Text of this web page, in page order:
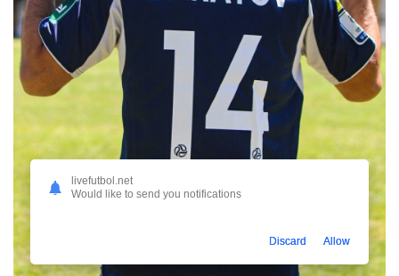
livefutbol.net
Would like to send you notifications
Discard Allow